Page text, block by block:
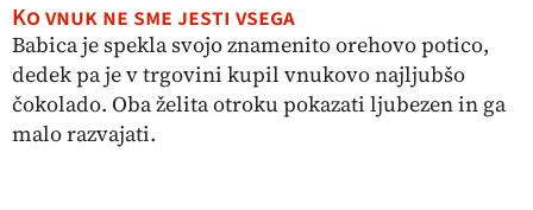
Ko vnuk ne sme jesti vsega
Babica je spekla svojo znamenito orehovo potico,
dedek pa je v trgovini kupil vnukovo najljubšo
čokolado. Oba želita otroku pokazati ljubezen in ga
malo razvajati.